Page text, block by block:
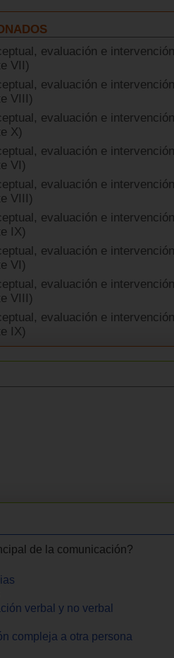
evaluación e
VII)
evaluación e
VIII)
evaluación e
X)
evaluación e
VI)
evaluación e
VIII)
evaluación e
IX)
evaluación e
VI)
evaluación e
VIII)
evaluación e
IX)
de la comunicación?
verbal y no verbal
compleja a otra persona